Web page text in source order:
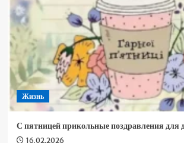
Жизнь
С пятницей прикольные поздравления для
16.02.2026